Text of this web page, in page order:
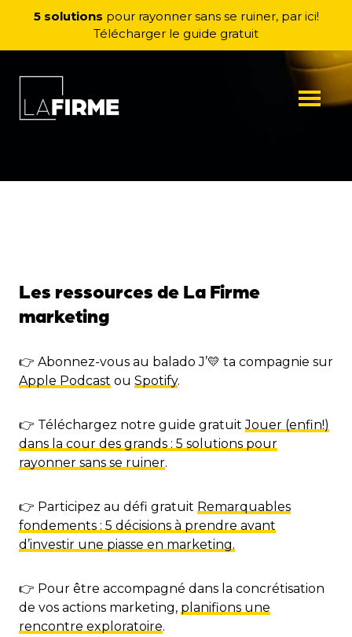
Aller au contenu
5 solutions pour rayonner sans se ruiner, par ici!
Télécharger le guide gratuit
Les ressources de La Firme
marketing
👉 Abonnez-vous au balado J’💛 ta compagnie sur
Apple Podcast ou Spotify.
👉 Téléchargez notre guide gratuitJouer (enfin!)
dans la cour des grands : 5 solutions pour
rayonner sans se ruiner.
👉 Participez au défi gratuit Remarquables
fondements : 5 décisions à prendre avant
d’investir une piasse en marketing.
👉 Pour être accompagné dans la concrétisation
de vos actions marketing, planifions une
rencontre exploratoire.